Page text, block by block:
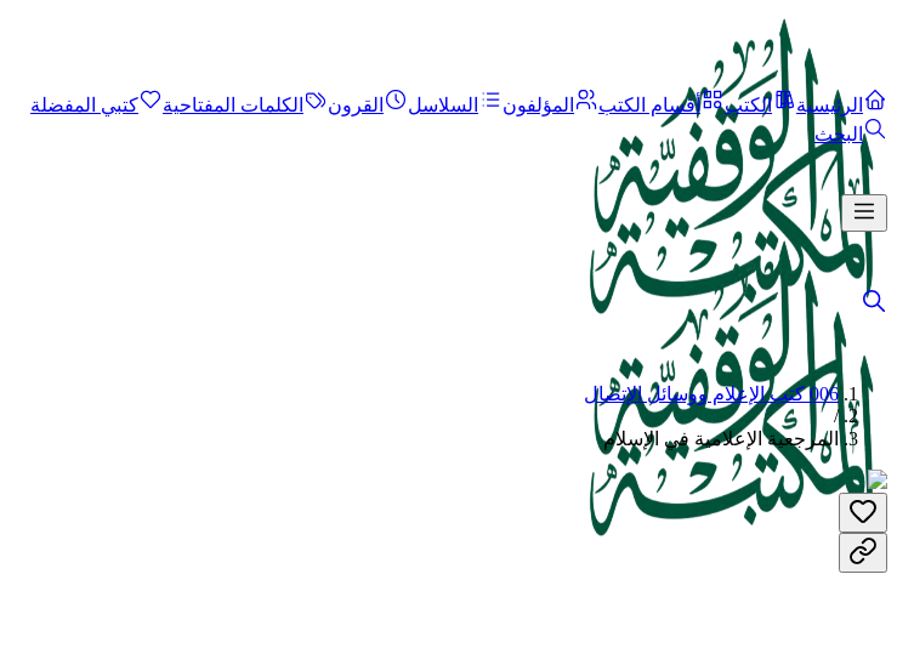
الرئيسية الكتب أقسام الكتب المؤلفون السلاسل القرون الكلمات المفتاحية
كتبي المفضلة
البحث
006 كتب الإعلام ووسائل الإتصال
/
المرجعية الإعلامية في الإسلام